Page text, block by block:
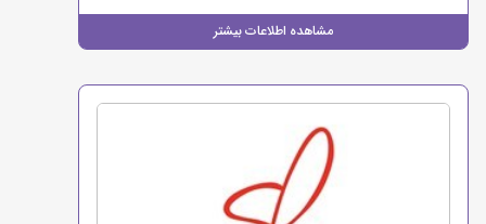
مشاهده اطلاعات بیشتر